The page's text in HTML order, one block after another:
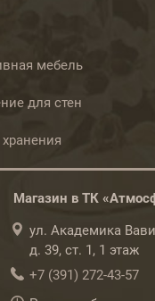
мебель
для стен
Магазин в ТК
ул. Академика
д. 39, ст. 1, 1 этаж
+7 (391) 272-43-57